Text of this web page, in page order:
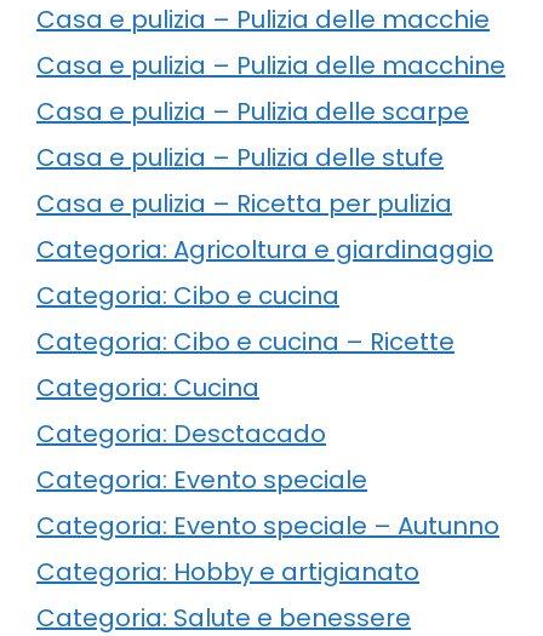
Casa e pulizia – Pulizia delle macchie
Casa e pulizia – Pulizia delle macchine
Casa e pulizia – Pulizia delle scarpe
Casa e pulizia – Pulizia delle stufe
Casa e pulizia – Ricetta per pulizia
Categoria: Agricoltura e giardinaggio
Categoria: Cibo e cucina
Categoria: Cibo e cucina – Ricette
Categoria: Cucina
Categoria: Desctacado
Categoria: Evento speciale
Categoria: Evento speciale – Autunno
Categoria: Hobby e artigianato
Categoria: Salute e benessere